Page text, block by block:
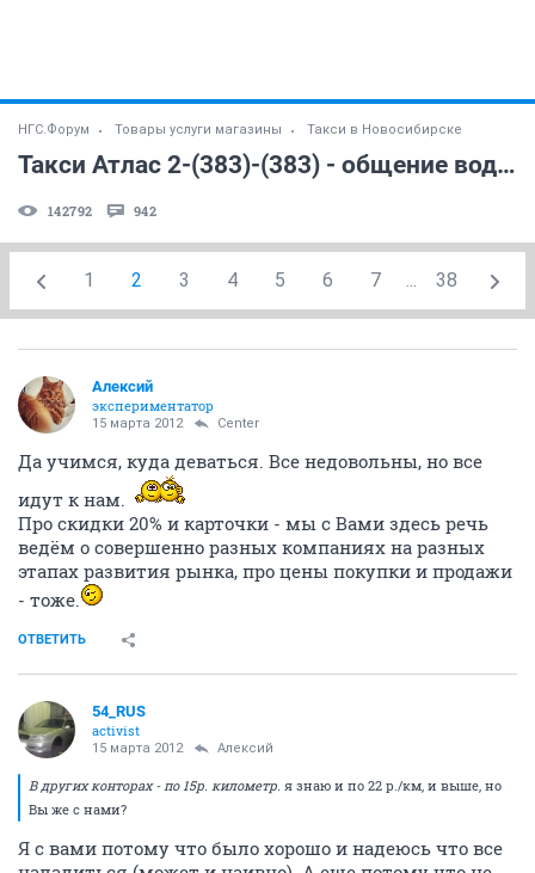
НГС.Форум Товары услуги магазины Такси в Новосибирске
Такси Атлас 2-(383)-(383) - общение водителей
142792 942
1 2 3 4 5 6 7 ... 38
Алексий
экспериментатор
15 марта 2012 Center
Да учимся, куда деваться. Все недовольны, но все
идут к нам.
Про скидки 20% и карточки - мы с Вами здесь речь
ведём о совершенно разных компаниях на разных
этапах развития рынка, про цены покупки и продажи
- тоже.
ОТВЕТИТЬ
54_RUS
activist
15 марта 2012 Алексий
В других конторах - по 15р. километр. я знаю и по 22 р./км, и выше, но
Вы же с нами?
Я с вами потому что было хорошо и надеюсь что все